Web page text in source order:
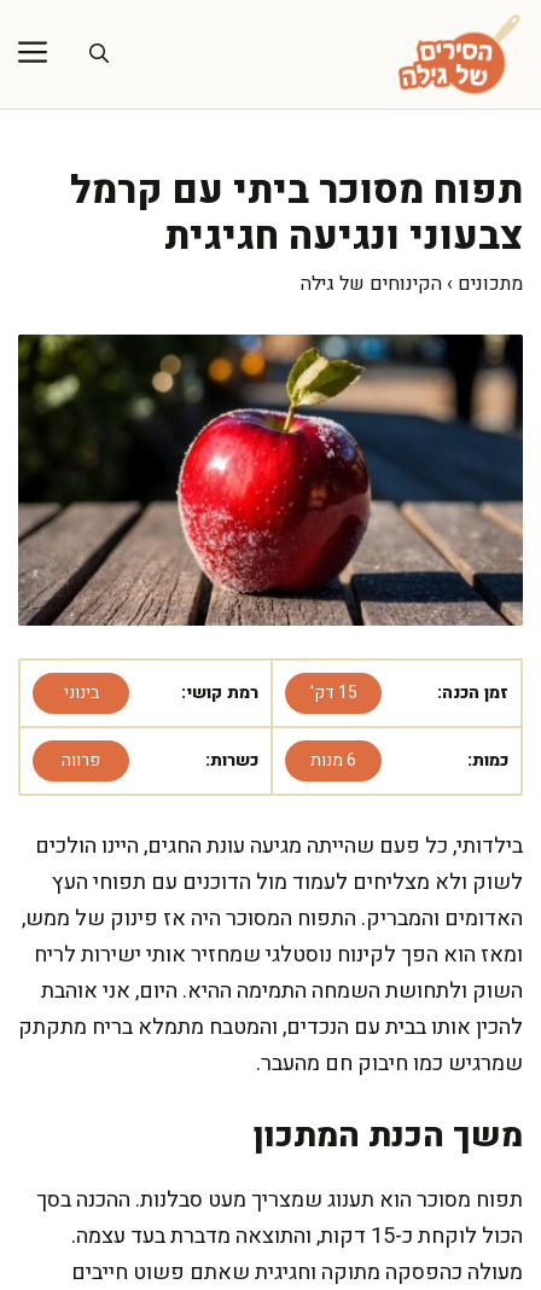
לדלג
לתוכן
תפוח מסוכר ביתי עם קרמל
צבעוני ונגיעה חגיגית
מתכונים › הקינוחים של גילה
זמן הכנה: 15 דק' רמת קושי: בינוני
כמות: 6 מנות כשרות: פרווה
בילדותי, כל פעם שהייתה מגיעה עונת החגים, היינו הולכים
לשוק ולא מצליחים לעמוד מול הדוכנים עם תפוחי העץ
האדומים והמבריק. התפוח המסוכר היה אז פינוק של ממש,
ומאז הוא הפך לקינוח נוסטלגי שמחזיר אותי ישירות לריח
השוק ולתחושת השמחה התמימה ההיא. היום, אני אוהבת
להכין אותו בבית עם הנכדים, והמטבח מתמלא בריח מתקתק
שמרגיש כמו חיבוק חם מהעבר.
משך הכנת המתכון
תפוח מסוכר הוא תענוג שמצריך מעט סבלנות. ההכנה בסך
הכול לוקחת כ-15 דקות, והתוצאה מדברת בעד עצמה.
מעולה כהפסקה מתוקה וחגיגית שאתם פשוט חייבים